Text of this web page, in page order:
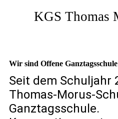
KGS Thomas
Wir sind Offene
Seit dem Schuljahr
Thomas-Morus-
Ganztagsschule.